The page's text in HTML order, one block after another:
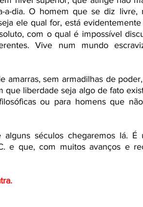
a-dia. O homem que se diz livre,
ele qual for, está
com o qual é impossível
Vive num mundo
amarras, sem armadilhas de
que liberdade seja algo de fato
ou para homens que
séculos chegaremos lá. É
e que, com muitos avanços e